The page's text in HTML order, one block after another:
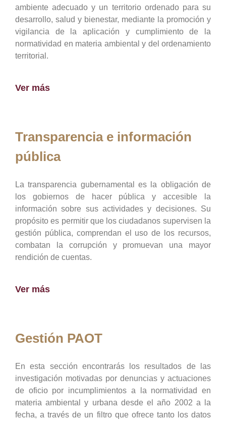
ambiente adecuado y un territorio ordenado para su
desarrollo, salud y bienestar, mediante la promoción y
vigilancia de la aplicación y cumplimiento de la
normatividad en materia ambiental y del ordenamiento
territorial.
Ver más
Transparencia e información
pública
La transparencia gubernamental es la obligación de
los gobiernos de hacer pública y accesible la
información sobre sus actividades y decisiones. Su
propósito es permitir que los ciudadanos supervisen la
gestión pública, comprendan el uso de los recursos,
combatan la corrupción y promuevan una mayor
rendición de cuentas.
Ver más
Gestión PAOT
En esta sección encontrarás los resultados de las
investigación motivadas por denuncias y actuaciones
de oficio por incumplimientos a la normatividad en
materia ambiental y urbana desde el año 2002 a la
fecha, a través de un filtro que ofrece tanto los datos